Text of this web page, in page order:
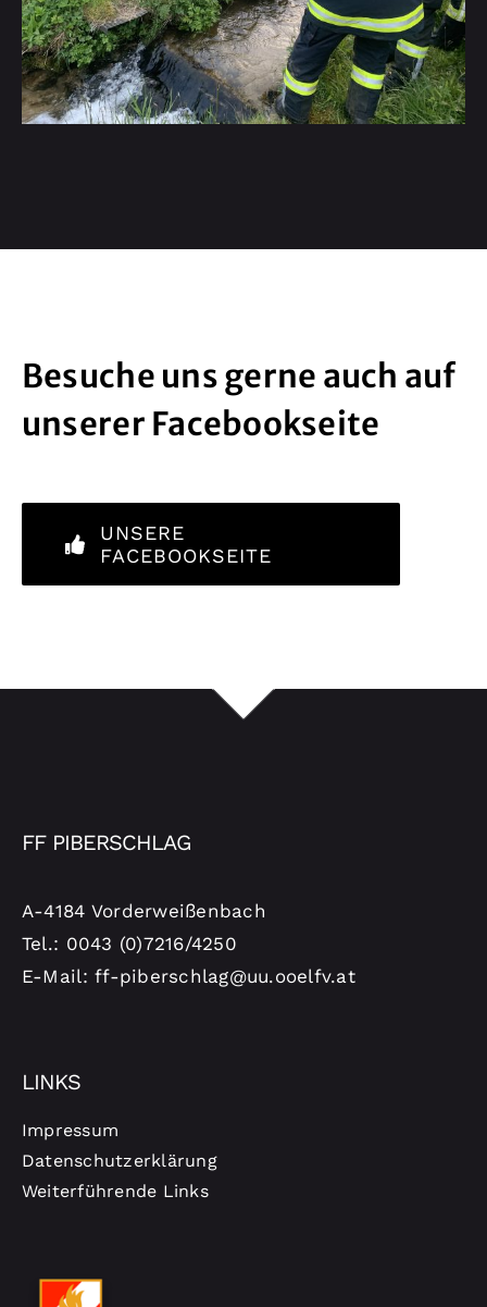
Besuche uns gerne auch auf
unserer Facebookseite
UNSERE
FACEBOOKSEITE
FF PIBERSCHLAG
A-4184 Vorderweißenbach
Tel.: 0043 (0)7216/4250
E-Mail: ff-piberschlag@uu.ooelfv.at
LINKS
Impressum
Datenschutzerklärung
Weiterführende Links